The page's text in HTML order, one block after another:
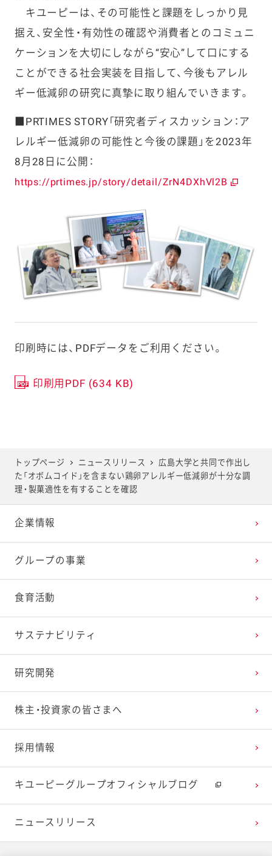
キユーピーは、その可能性と課題をしっかり見
据え、安全性・有効性の確認や消費者とのコミュニ
ケーションを大切にしながら“安心”して口にする
ことができる社会実装を目指して、今後もアレル
ギー低減卵の研究に真摯に取り組んでいきます。
■PRTIMES STORY「研究者ディスカッション：ア
レルギー低減卵の可能性と今後の課題」を2023年
8月28日に公開：
https://prtimes.jp/story/detail/ZrN4DXhVl2B
印刷時には、PDFデータをご利用ください。
印刷用PDF (634 KB)
トップページ ニュースリリース
広島大学と共同で作出し
た「オボムコイド」を含まない鶏卵アレルギー低減卵が十分な調
理・製菓適性を有することを確認
企業情報
グループの事業
食育活動
サステナビリティ
研究開発
株主・投資家の皆さまへ
採用情報
キユーピーグループオフィシャルブログ
ニュースリリース